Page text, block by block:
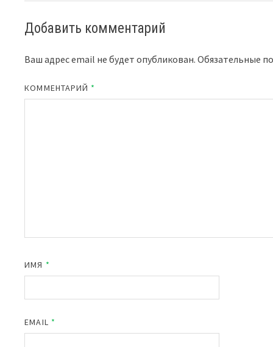
Добавить комментарий
Ваш адрес email не будет опубликован. Обязательные
КОММЕНТАРИЙ *
ИМЯ *
EMAIL *